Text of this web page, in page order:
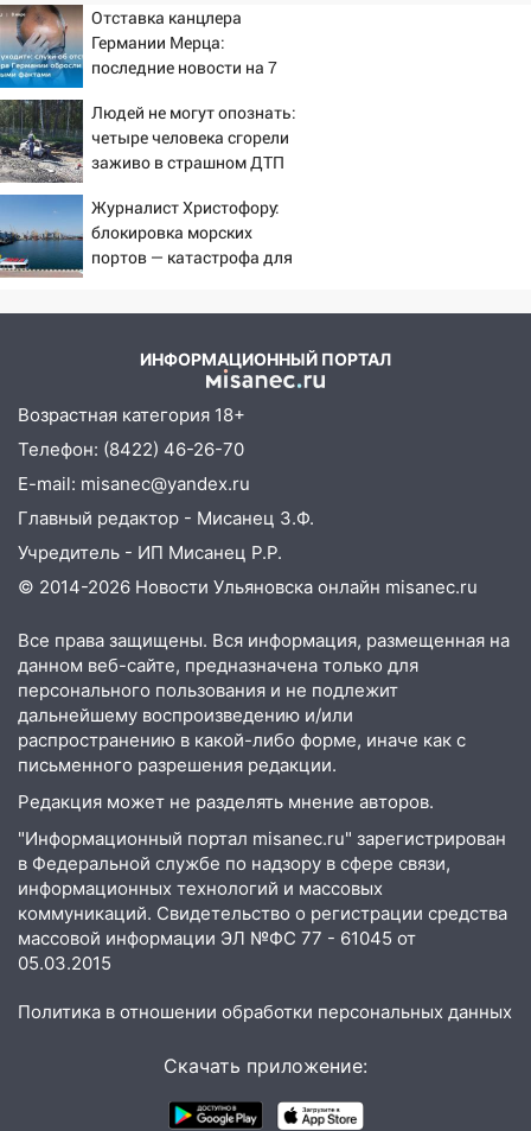
золота в составе сборной мира
11:16
В Ульяновске открыли памятную
доску декабристу Кондратию Рылееву
10:40
В Ульяновске спасатели ночью
нашли потерявшегося в заброшенных
садах 79-летнего мужчину
10:26
На нескольких улицах Ульяновска
временно отключили холодную воду
10:14
отправили в колонию на 7 и 8 лет
Ночью беспилотники сбили над
соседними Татарстаном и Саратовской
областью
09:41 Диана Шурыгина уверовала в
Бога в СИЗО
09:35
В Ульяновске директора фирмы
будут судить за неуплату налогов на 48
08:22 Подросток на питбайке сбил
велосипедистку: пострадали двое
07:20 Жара возвращается: ожидается
знойный и сухой четверг
06:00
Под Ульяновском при развороте
пострадал 38-летний водитель
иномарки
05:00 «Каждая пятая женщина и каждый
второй мужчина в мире сталкиваются с
алопецией»: врач рассказал, чем может
быть вызвано облысение и как с этим
справиться
принесет прилив творческой энергии и
отличные шансы исправить старые
Отставка канцлера
Германии Мерца:
последние новости на 7
Людей не могут опознать:
четыре человека сгорели
заживо в страшном ДТП
Новости
Журналист Христофору:
блокировка морских
портов — катастрофа для
ИНФОРМАЦИОННЫЙ ПОРТАЛ
Возрастная категория 18+
Телефон: (8422) 46-26-70
E-mail: misanec@yandex.ru
Главный редактор - Мисанец З.Ф.
Учредитель - ИП Мисанец Р.Р.
© 2014-2026 Новости Ульяновска онлайн misanec.ru
Все права защищены. Вся информация, размещенная на
данном веб-сайте, предназначена только для
персонального пользования и не подлежит
дальнейшему воспроизведению и/или
распространению в какой-либо форме, иначе как с
письменного разрешения редакции.
Редакция может не разделять мнение авторов.
"Информационный портал misanec.ru" зарегистрирован
в Федеральной службе по надзору в сфере связи,
информационных технологий и массовых
коммуникаций. Свидетельство о регистрации средства
массовой информации ЭЛ №ФС 77 - 61045 от
05.03.2015
Политика в отношении обработки персональных данных
Скачать приложение: